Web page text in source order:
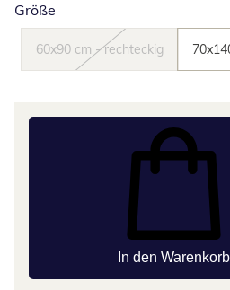
Größe
60x90 cm - rechteckig
In den Warenkorb